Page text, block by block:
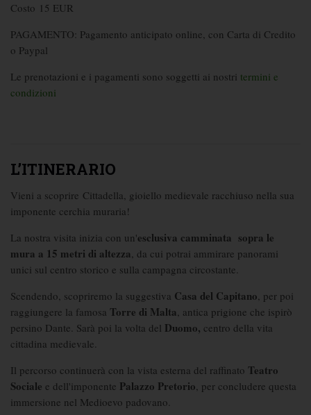
Costo 15 EUR
PAGAMENTO: Pagamento anticipato online, con Carta di Credito
o Paypal
Le prenotazioni e i pagamenti sono soggetti ai nostri termini e
condizioni
L’ITINERARIO
Vieni a scoprire Cittadella, gioiello medievale racchiuso nella sua
imponente cerchia muraria!
La nostra visita inizia con un'esclusiva camminata sopra le
mura a 15 metri di altezza, da cui potrai ammirare panorami
unici sul centro storico e sulla campagna circostante.
Scendendo, scopriremo la suggestiva Casa del Capitano, per poi
raggiungere la famosa Torre di Malta, antica prigione che ispirò
persino Dante. Sarà poi la volta del Duomo, centro della vita
cittadina medievale.
Il percorso continuerà con la vista esterna del raffinato Teatro
Sociale e dell'imponente Palazzo Pretorio, per concludere questa
immersione nel Medioevo padovano.